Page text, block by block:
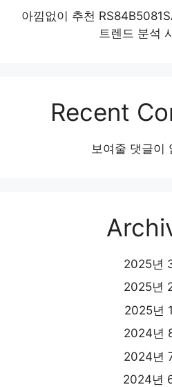
아낌없이 추천
트렌드 분석
Recent
보여줄 댓글이
2025년
2025년
2025년
2024년
2024년
2024년